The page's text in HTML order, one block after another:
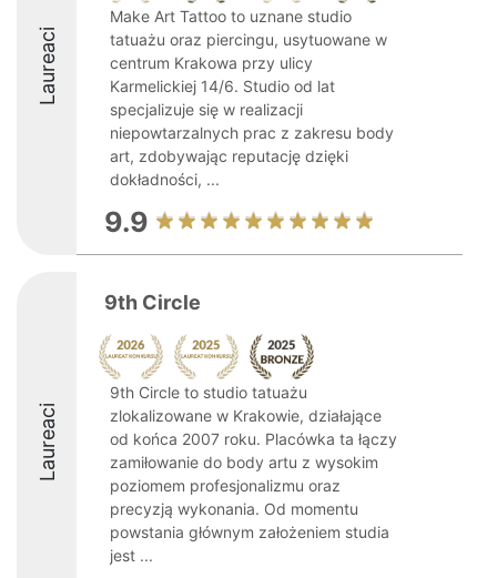
Laureaci
Make Art Tattoo to uznane studio
tatuażu oraz piercingu, usytuowane w
centrum Krakowa przy ulicy
Karmelickiej 14/6. Studio od lat
specjalizuje się w realizacji
niepowtarzalnych prac z zakresu body
art, zdobywając reputację dzięki
dokładności, ...
9.9
Laureaci
9th Circle
9th Circle to studio tatuażu
zlokalizowane w Krakowie, działające
od końca 2007 roku. Placówka ta łączy
zamiłowanie do body artu z wysokim
poziomem profesjonalizmu oraz
precyzją wykonania. Od momentu
powstania głównym założeniem studia
jest ...